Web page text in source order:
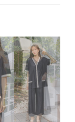
총 상품 금액